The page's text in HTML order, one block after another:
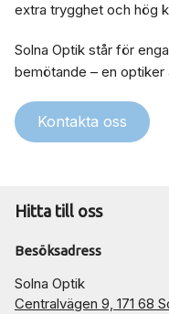
extra trygghet och hög
Solna Optik står för
bemötande – en
Kontakta oss
Hitta till oss
Besöksadress
Solna Optik
Centralvägen 9, 171 68